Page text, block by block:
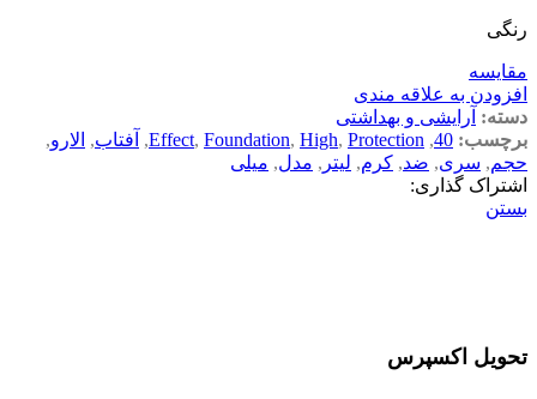
رنگی
مقایسه
افزودن به علاقه مندی
دسته: آرایشی و بهداشتی
برچسب: 40
,
Effect, Foundation, High, Protection
, آفتاب, الارو,
حجم, سری, ضد, کرم, لیتر , مدل, میلی
اشتراک گذاری:
بستن
تحویل اکسپرس